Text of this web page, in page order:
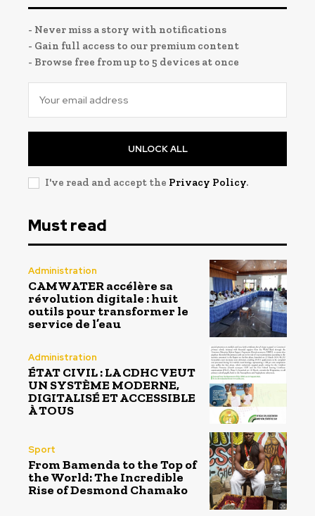
- Never miss a story with notifications
- Gain full access to our premium content
- Browse free from up to 5 devices at once
UNLOCK ALL
I've read and accept the Privacy Policy.
Must read
Administration
CAMWATER accélère sa
révolution digitale : huit
outils pour transformer le
service de l’eau
Administration
ÉTAT CIVIL : LA CDHC VEUT
UN SYSTÈME MODERNE,
DIGITALISÉ ET ACCESSIBLE
À TOUS
Sport
From Bamenda to the Top of
the World: The Incredible
Rise of Desmond Chamako